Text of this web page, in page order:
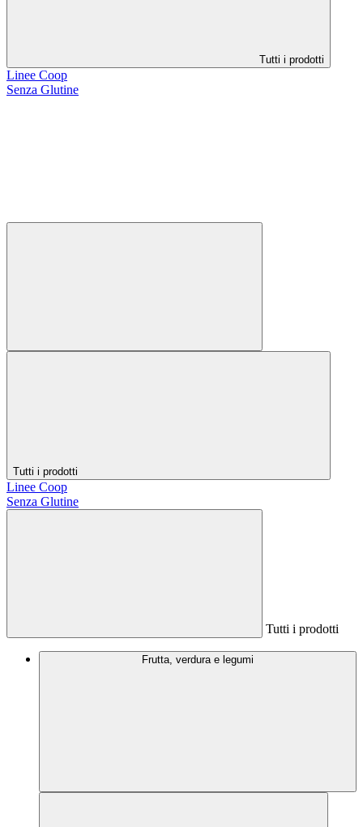
Tutti i prodotti
Linee Coop
Senza Glutine
Tutti i prodotti
Linee Coop
Senza Glutine
Tutti i prodotti
Frutta, verdura e legumi